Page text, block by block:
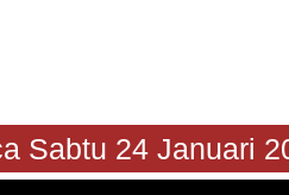
24 Januari 2026"